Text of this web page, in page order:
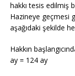
hakkı tesis edilmiş
Hazineye geçmesi
aşağıdaki şekilde
Hakkın
ay = 124 ay